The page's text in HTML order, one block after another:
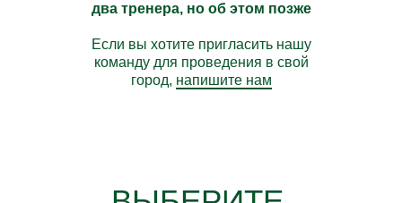
два тренера, но об этом позже
Если вы хотите пригласить нашу
команду для проведения в свой
город, напишите нам